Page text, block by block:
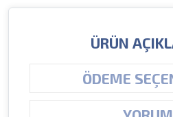
ÜRÜN
ÖDEME